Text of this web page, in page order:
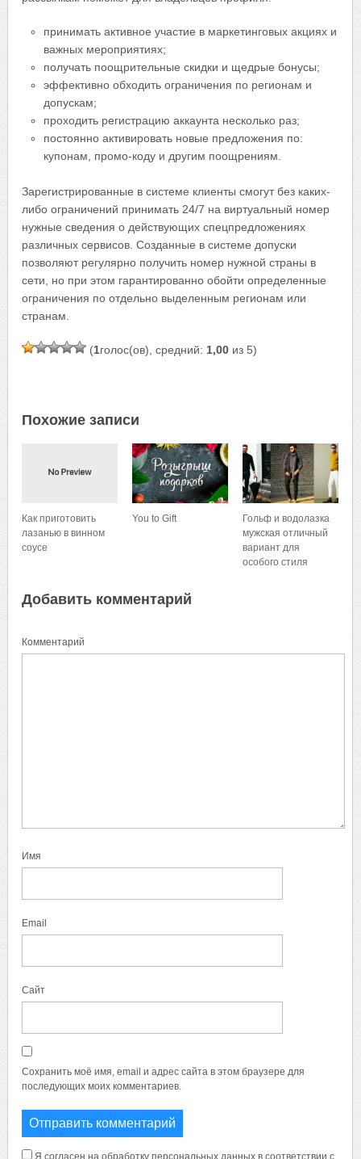
принимать активное участие в маркетинговых акциях и
важных мероприятиях;
получать поощрительные скидки и щедрые бонусы;
эффективно обходить ограничения по регионам и
допускам;
проходить регистрацию аккаунта несколько раз;
постоянно активировать новые предложения по:
купонам, промо-коду и другим поощрениям.
Зарегистрированные в системе клиенты смогут без каких-
либо ограничений принимать 24/7 на виртуальный номер
нужные сведения о действующих спецпредложениях
различных сервисов. Созданные в системе допуски
позволяют регулярно получить номер нужной страны в
сети, но при этом гарантированно обойти определенные
ограничения по отдельно выделенным регионам или
странам.
(1голос(ов), средний: 1,00 из 5)
Похожие записи
Как приготовить
лазанью в винном
соусе
You to Gift
Гольф и водолазка
мужская отличный
вариант для
особого стиля
Добавить комментарий
Комментарий
Имя
Email
Сайт
Сохранить моё имя, email и адрес сайта в этом браузере для
последующих моих комментариев.
Я согласен на обработку персональных данных в соответствии с